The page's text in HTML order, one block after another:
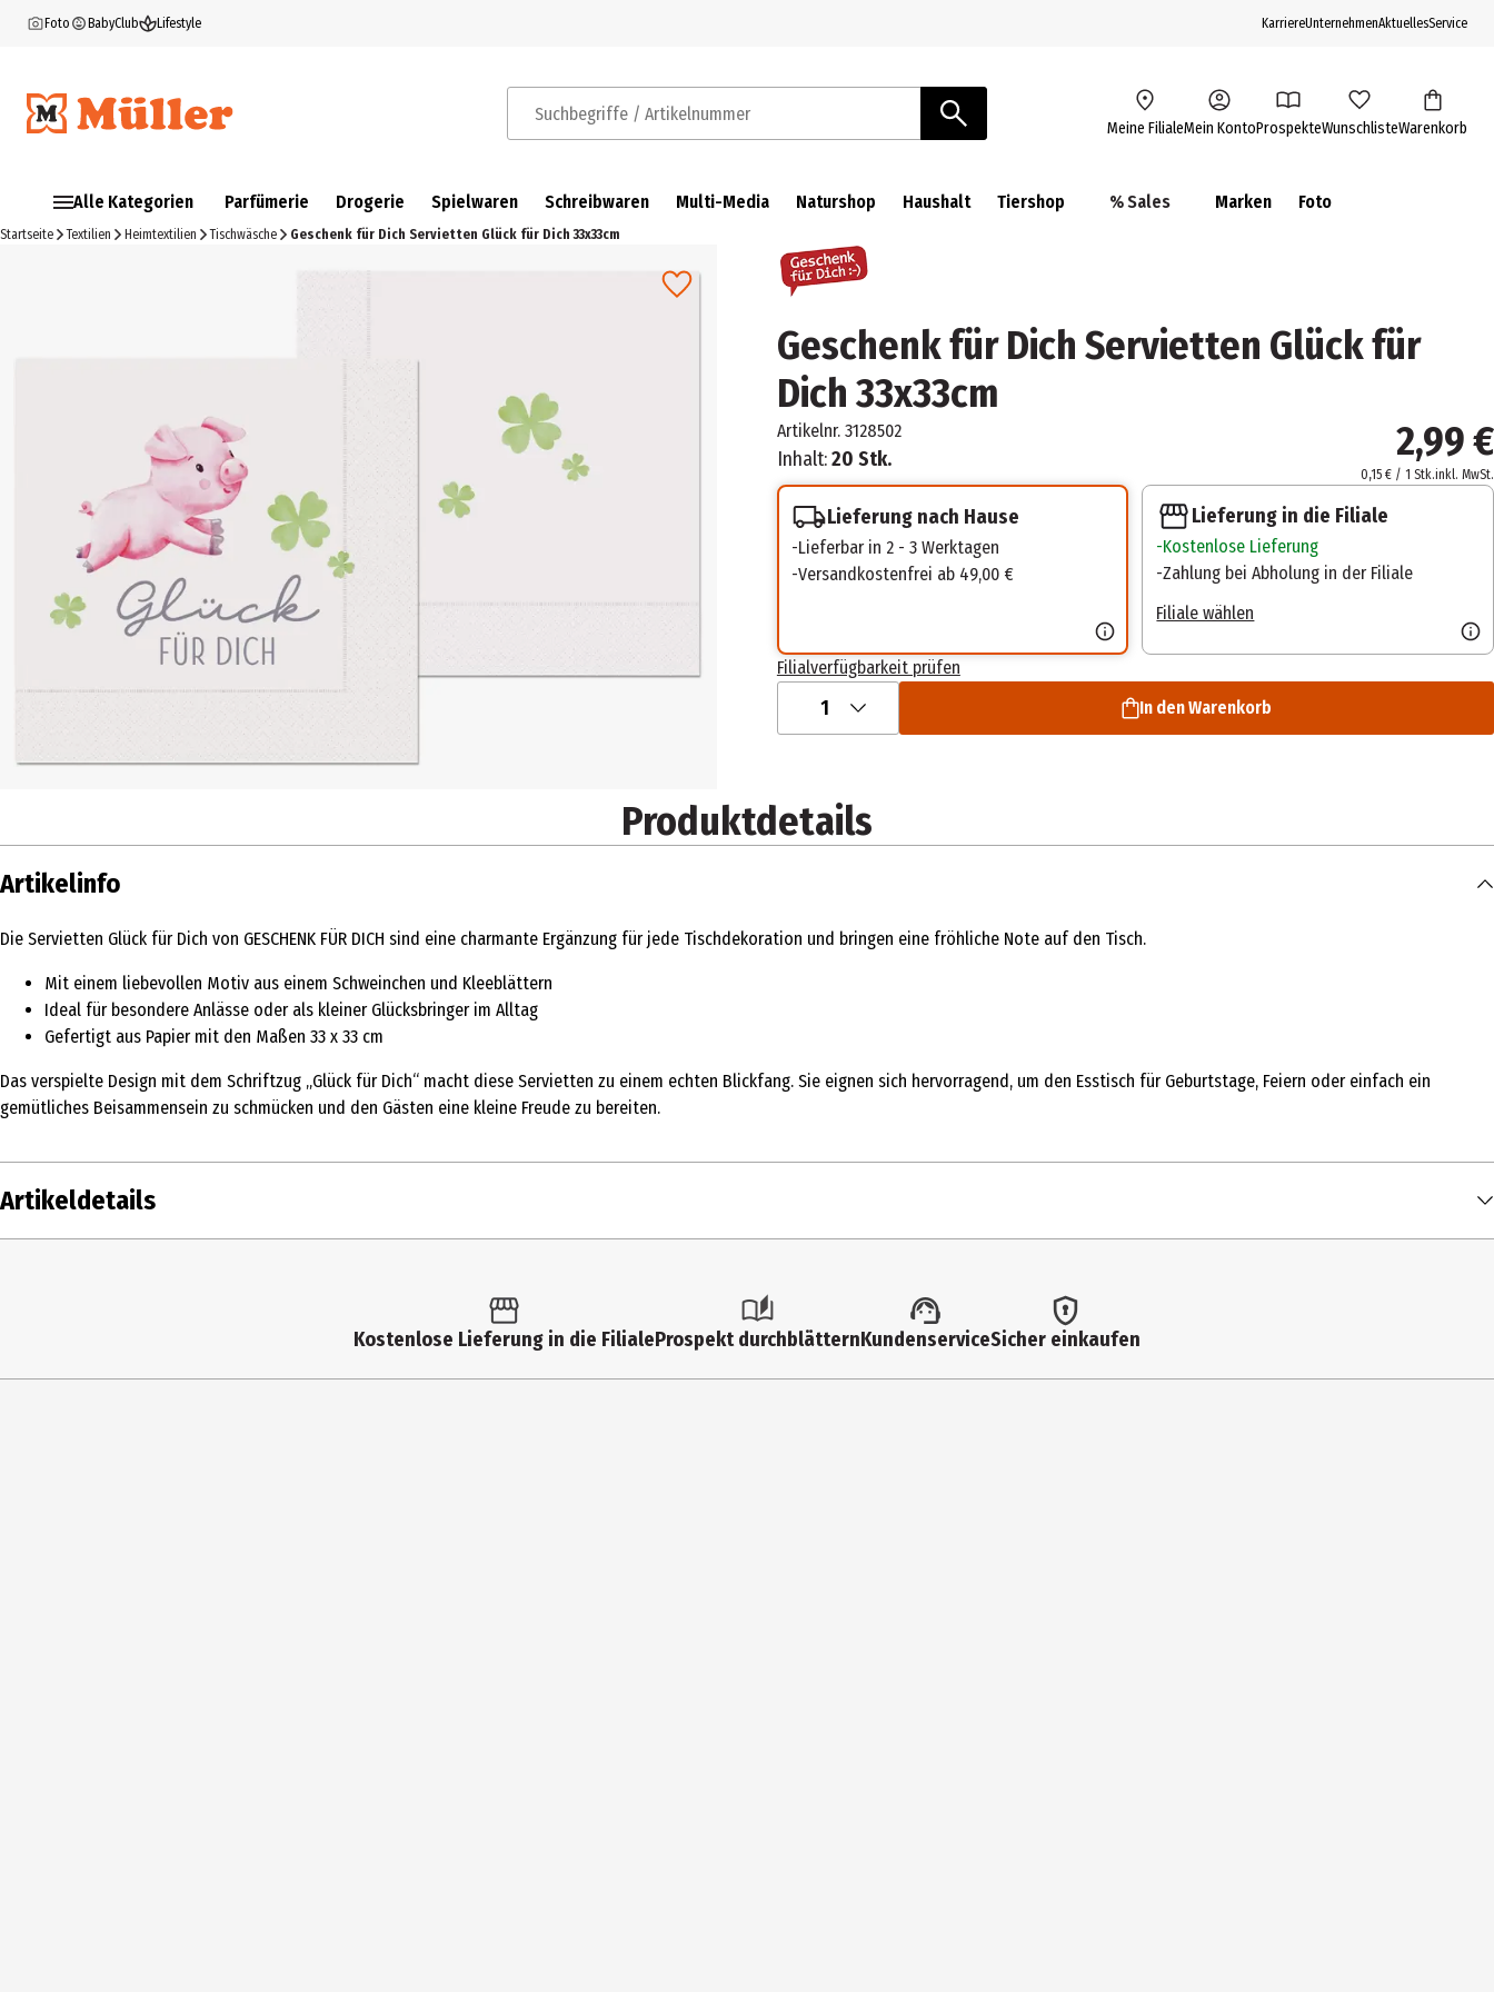
Foto BabyClub Lifestyle KarriereUnternehmenAktuellesService
Suchbegriffe / Artikelnummer Meine FilialeMein KontoProspekteWunschlisteWarenkorb
Alle Kategorien Parfümerie Drogerie Spielwaren Schreibwaren Multi-Media Naturshop Haushalt Tiershop % Sales Marken Foto
Startseite Textilien Heimtextilien Tischwäsche Geschenk für Dich Servietten Glück für Dich 33x33cm
Geschenk für Dich Servietten Glück für
Dich 33x33cm
Artikelnr. 3128502
Inhalt:20 Stk. 2,99 €
0,15 € / 1 Stk.inkl. MwSt.
Lieferung nach Hause
Lieferbar in 2 - 3 Werktagen
Versandkostenfrei ab 49,00 €
Lieferung in die Filiale
Kostenlose Lieferung
Zahlung bei Abholung in der Filiale
Filiale wählen
Filialverfügbarkeit prüfen
1 In den Warenkorb
Produktdetails
Artikelinfo
Die Servietten Glück für Dich von GESCHENK FÜR DICH sind eine charmante Ergänzung für jede Tischdekoration und bringen eine fröhliche Note auf den Tisch.
Mit einem liebevollen Motiv aus einem Schweinchen und Kleeblättern
Ideal für besondere Anlässe oder als kleiner Glücksbringer im Alltag
Gefertigt aus Papier mit den Maßen 33 x 33 cm
Das verspielte Design mit dem Schriftzug „Glück für Dich“ macht diese Servietten zu einem echten Blickfang. Sie eignen sich hervorragend, um den Esstisch für Geburtstage, Feiern oder einfach ein
gemütliches Beisammensein zu schmücken und den Gästen eine kleine Freude zu bereiten.
Artikeldetails
Kostenlose Lieferung in die FilialeProspekt durchblätternKundenserviceSicher einkaufen